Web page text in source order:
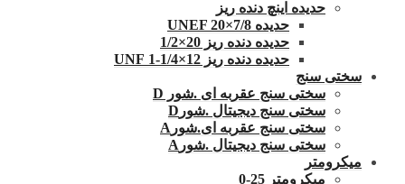
حدیده اینچ دنده ریز
حدیده UNEF 20×7/8
حدیده دنده ریز 20×1/2
حدیده دنده ریز 12×1/4-1 UNF
سختی سنج
سختی سنج عقربه ای .شور D
سختی سنج دیجیتال .شورD
سختی سنج عقربه ای.شورA
سختی سنج دیجیتال .شورA
میکرومتر
میکرومتر 25-0